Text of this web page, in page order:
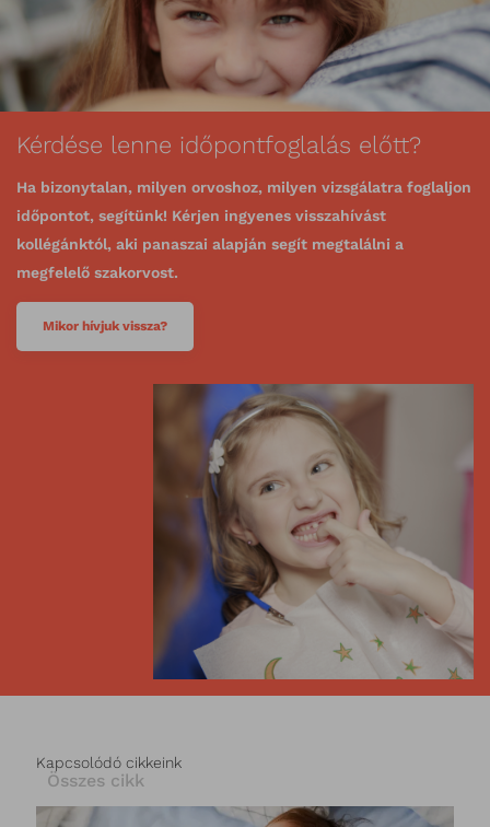
Kérdése lenne időpontfoglalás előtt?
Ha bizonytalan, milyen orvoshoz, milyen vizsgálatra foglaljon
időpontot, segítünk! Kérjen ingyenes visszahívást
kollégánktól, aki panaszai alapján segít megtalálni a
megfelelő szakorvost.
Mikor hívjuk vissza?
Kapcsolódó cikkeink
Összes cikk